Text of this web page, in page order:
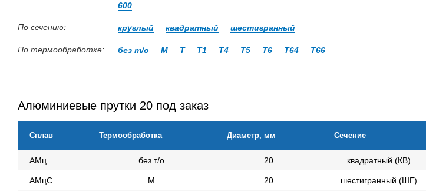
600
По сечению: круглый квадратный шестигранный
По термообработке: без т/о М Т Т1 Т4 Т5 Т6 Т64 Т66
Алюминиевые прутки 20 под заказ
Сплав Термообработка Диаметр, мм Сечение
АМц без т/о 20 квадратный (КВ)
АМцС М 20 шестигранный (ШГ)